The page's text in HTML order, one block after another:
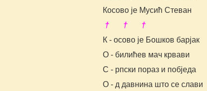
Косово је Мусић Стеван
† † †
К - осово је Бошков барјак
О - билићев мач крвави
С - рпски пораз и побједа
О - д давнина што се слави